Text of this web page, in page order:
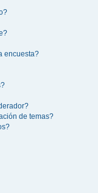
encuesta?
de temas?